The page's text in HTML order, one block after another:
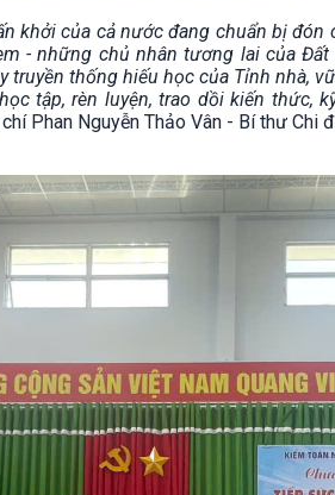
khởi của cả nước đang chuẩn bị
- những chủ nhân tương lai của
truyền thống hiếu học của Tỉnh nhà,
tập, rèn luyện, trao dồi kiến thức,
Phan Nguyễn Thảo Vân - Bí thư Chi